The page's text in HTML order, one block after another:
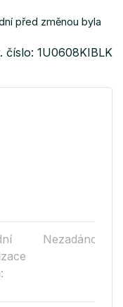
před změnou byla
číslo: 1U0608KIBLK
Nezadáno